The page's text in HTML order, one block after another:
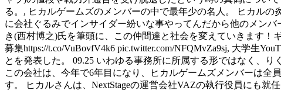
る。, ヒカルゲームズのメンバーの中で最年少の名人。 ヒカル
に会社ぐるみでインサイダー紛いな事やってんだから他のメン
き(西村博之)氏を筆頭に、この仲間達と社会を変えていきます！
募集https://t.co/VuBovfV4k6 pic.twitter.com/NFQMvZa9sj, 大学生
とを発表した。 09.25 いわゆる事務所に所属する形ではなく、
この会社は、今年で6年目になり、ヒカルゲームズメンバーは
す。 ヒカルさんは、NextStageの運営会社VAZの執行役員にも